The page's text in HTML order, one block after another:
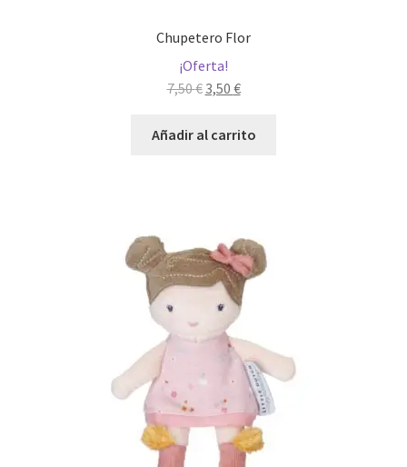
Chupetero Flor
¡Oferta!
7,50€El
original
3,50 €El
actual
Añadir al carrito